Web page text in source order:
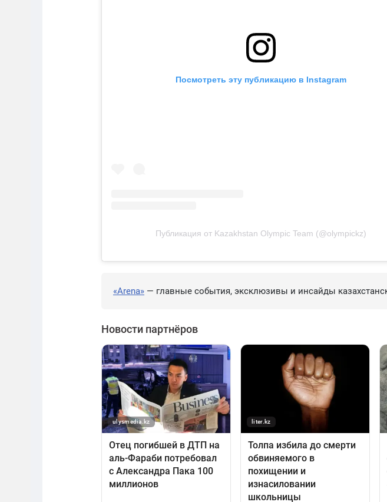
Посмотреть эту публикацию в Instagram
Публикация от Kazakhstan Olympic Team (@olympickz)
«Arena» — главные события, эксклюзивы и инсайды